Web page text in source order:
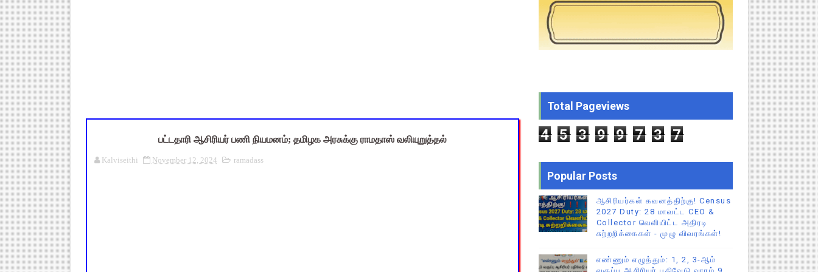
ஆசிரியர்கள் கவனத்திற்கு! Census 2027 Duty: 28 மாவட்ட CEO & Collector வெளியிட்ட அதிரடி சுற்றறிக்கைகள் - முழு விவரங்கள்!
TN Teachers Leave Rules: மருத்துவ விடுப்பு எடுக்கும் ஆசிரியர்களுக்கு ஈட்டிய விடுப்பு கணக்கீடு – புதிய தெளிவுரை: முக்கிய செயல்முறைகள் வெளியீடு!
மக்கள் தொகை கணக்கெடுப்பு பணி: ஆசிரியர்களுக்கு அரைநாள் OD அனுமதி - தஞ்சாவூர் CEO அதிரடி உத்தரவு!
பட்டதாரி ஆசிரியர் பணி நியமனம்; தமிழக அரசுக்கு ராமதாஸ் வலியுறுத்தல்
Kalviseithi November 12, 2024 ramadass
Total Pageviews
4 5 3 9 9 7 3 7
Popular Posts
ஆசிரியர்கள் கவனத்திற்கு! Census
2027 Duty: 28 மாவட்ட CEO &
Collector வெளியிட்ட அதிரடி
சுற்றறிக்கைகள் - முழு விவரங்கள்!
எண்ணும் எழுத்தும்: 1, 2, 3-ஆம்